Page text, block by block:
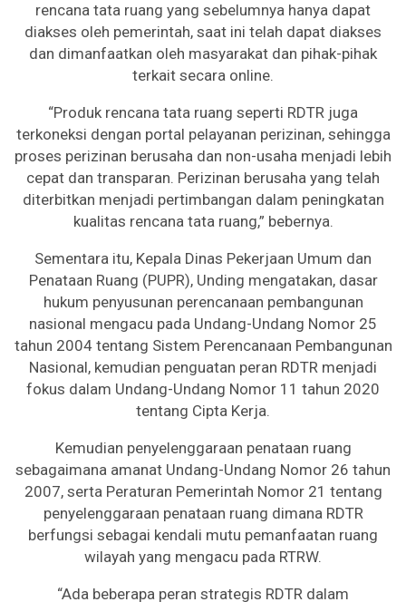
rencana tata ruang yang sebelumnya hanya dapat
diakses oleh pemerintah, saat ini telah dapat diakses
dan dimanfaatkan oleh masyarakat dan pihak-pihak
terkait secara online.
“Produk rencana tata ruang seperti RDTR juga
terkoneksi dengan portal pelayanan perizinan, sehingga
proses perizinan berusaha dan non-usaha menjadi lebih
cepat dan transparan. Perizinan berusaha yang telah
diterbitkan menjadi pertimbangan dalam peningkatan
kualitas rencana tata ruang,” bebernya.
Sementara itu, Kepala Dinas Pekerjaan Umum dan
Penataan Ruang (PUPR), Unding mengatakan, dasar
hukum penyusunan perencanaan pembangunan
nasional mengacu pada Undang-Undang Nomor 25
tahun 2004 tentang Sistem Perencanaan Pembangunan
Nasional, kemudian penguatan peran RDTR menjadi
fokus dalam Undang-Undang Nomor 11 tahun 2020
tentang Cipta Kerja.
Kemudian penyelenggaraan penataan ruang
sebagaimana amanat Undang-Undang Nomor 26 tahun
2007, serta Peraturan Pemerintah Nomor 21 tentang
penyelenggaraan penataan ruang dimana RDTR
berfungsi sebagai kendali mutu pemanfaatan ruang
wilayah yang mengacu pada RTRW.
“Ada beberapa peran strategis RDTR dalam